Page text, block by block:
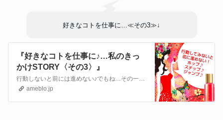
好きなコトを仕事に…≪その3≫↓
『好きなコトを仕事に♪…私のきっ
かけSTORY〈その3〉』
行動しないと前には進めない♪でもね…その一歩が踏みだせない時ありませんか？それって誰のコト？？いえいえ…私のコト。😅≪その2≫でも触れましたが↓『好きなコト…
ameblo.jp